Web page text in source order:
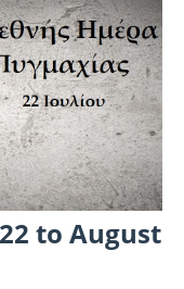
to August